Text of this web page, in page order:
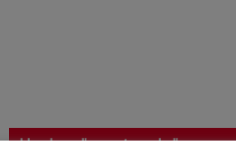
Horaires d'ouverture de l'agence :